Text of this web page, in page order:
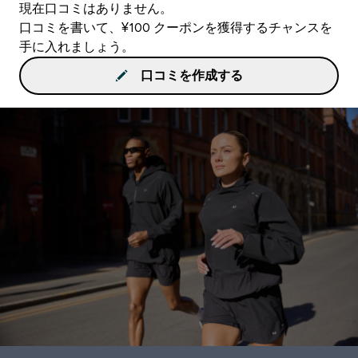
現在口コミはありません。
口コミを書いて、¥100 クーポンを獲得するチャンスを
手に入れましょう。
口コミを作成する